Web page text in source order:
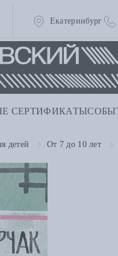
Екатеринбург
СЕРТИФИКАТЫ
детей От 7 до 10 лет